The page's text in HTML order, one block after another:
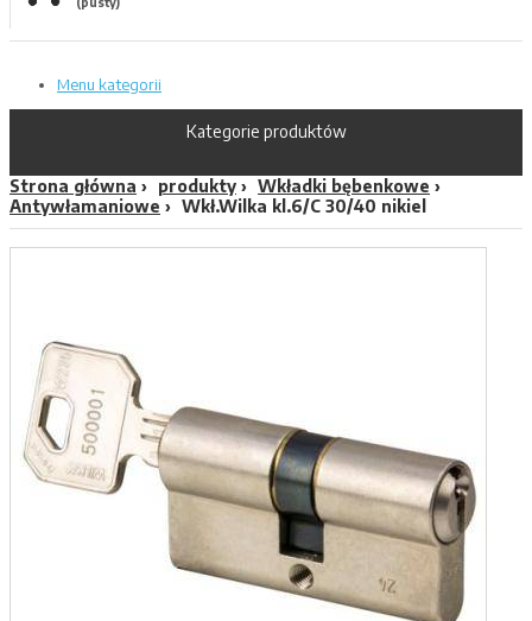
Menu kategorii
Kategorie produktów
Strona główna produkty
Wkładki bębenkowe
Antywłamaniowe
Wkł.Wilka kl.6/C 30/40 nikiel